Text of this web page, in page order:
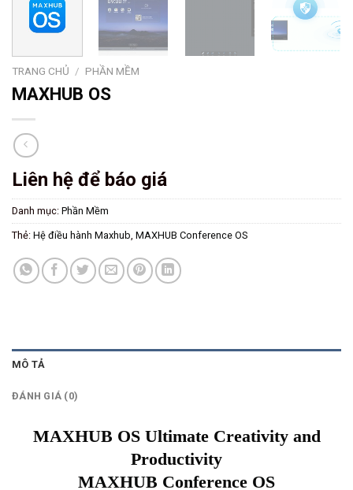
TRANG CHỦ / PHẦN MỀM
MAXHUB OS
Liên hệ để báo giá
Danh mục: Phần Mềm
Thẻ: Hệ điều hành Maxhub, MAXHUB Conference OS
MÔ TẢ
ĐÁNH GIÁ (0)
MAXHUB OS Ultimate Creativity and
Productivity
MAXHUB Conference OS